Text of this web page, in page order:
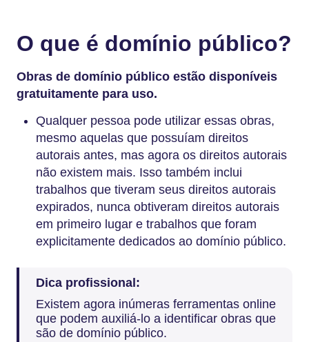
O que é domínio público?
Obras de domínio público estão disponíveis
gratuitamente para uso.
Qualquer pessoa pode utilizar essas obras,
mesmo aquelas que possuíam direitos
autorais antes, mas agora os direitos autorais
não existem mais. Isso também inclui
trabalhos que tiveram seus direitos autorais
expirados, nunca obtiveram direitos autorais
em primeiro lugar e trabalhos que foram
explicitamente dedicados ao domínio público.
Dica profissional:
Existem agora inúmeras ferramentas online
que podem auxiliá-lo a identificar obras que
são de domínio público.